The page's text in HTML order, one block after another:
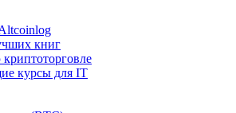
книг
курсы для IT